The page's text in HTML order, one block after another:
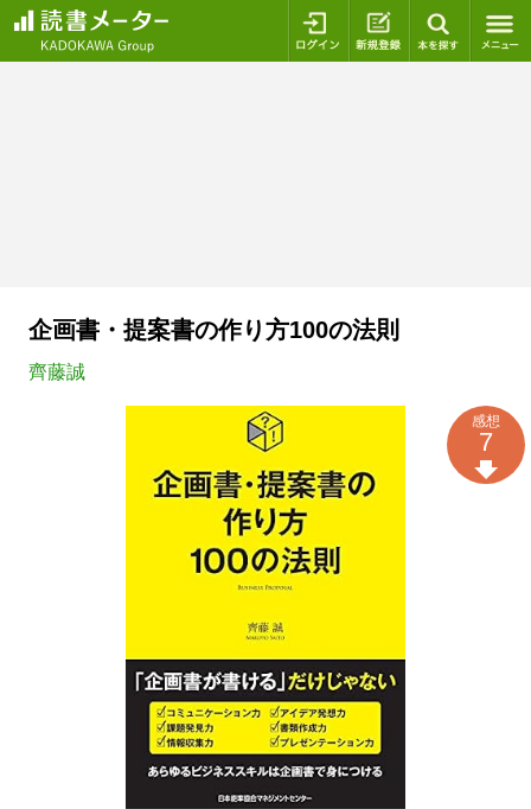
ログイン 新規登録
企画書・提案書の作り方100の法則
齊藤誠
感想
7